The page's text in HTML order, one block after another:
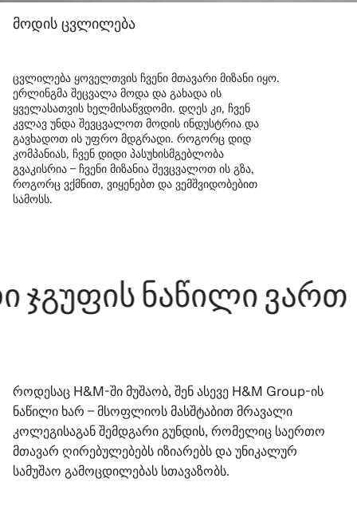
მოდის ცვლილება
ცვლილება ყოველთვის ჩვენი მთავარი მიზანი იყო.
ერლინგმა შეცვალა მოდა და გახადა ის
ყველასათვის ხელმისაწვდომი. დღეს კი, ჩვენ
კვლავ უნდა შევცვალოთ მოდის ინდუსტრია და
გავხადოთ ის უფრო მდგრადი. როგორც დიდ
კომპანიას, ჩვენ დიდი პასუხისმგებლობა
გვაკისრია – ჩვენი მიზანია შევცვალოთ ის გზა,
როგორც ვქმნით, ვიყენებთ და ვემშვიდობებით
სამოსს.
ნაწილი ვართ
როდესაც H&M-ში მუშაობ, შენ ასევე H&M Group-ის
ნაწილი ხარ – მსოფლიოს მასშტაბით მრავალი
კოლეგისაგან შემდგარი გუნდის, რომელიც საერთო
მთავარ ღირებულებებს იზიარებს და უნიკალურ
სამუშაო გამოცდილებას სთავაზობს.